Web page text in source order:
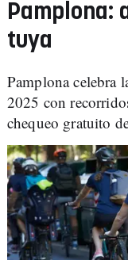
Pamplona:
tuya
Pamplona celebra
2025 con
chequeo gratuito